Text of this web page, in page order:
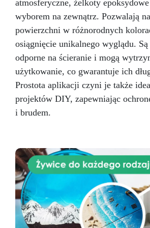
OPRACOWANY DO
DREWNA I ŻYWICY oraz
potrzeba dużych,
niskim poziomie żółknięcia.
Proporcje mieszania 4 : 1
epoksydowa Utwardzacz MIX
Ciekły Skala Gardnera 1 1 1
40 400 Pot life (125g 25°) 24h
(125g 25°) 48h Rozformowanie
utwardzenie (25C)
atmosferyczne, żelkoty epoksydowe
wyborem na zewnątrz. Pozwalają
powierzchni w różnorodnych
osiągnięcie unikalnego wyglądu. Są
odporne na ścieranie i mogą
użytkowanie, co gwarantuje ich
Prostota aplikacji czyni je także
projektów DIY, zapewniając
i brudem.